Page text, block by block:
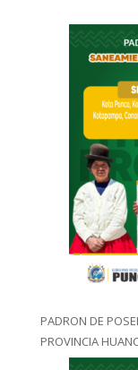
PADRON DE
PROVINCIA